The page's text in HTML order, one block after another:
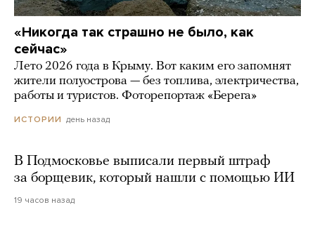
«Никогда так страшно не было, как
сейчас»
Лето 2026 года в Крыму. Вот каким его запомнят
жители полуострова — без топлива, электричества,
работы и туристов. Фоторепортаж «Берега»
ИСТОРИИ день назад
В Подмосковье выписали первый штраф
за борщевик, который нашли с помощью ИИ
19 часов назад